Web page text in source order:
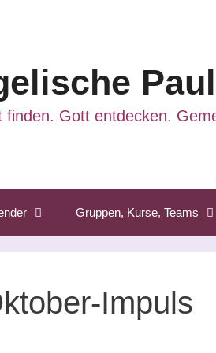
finden. Gott entdecken.
Gruppen, Kurse, Teams
Impuls